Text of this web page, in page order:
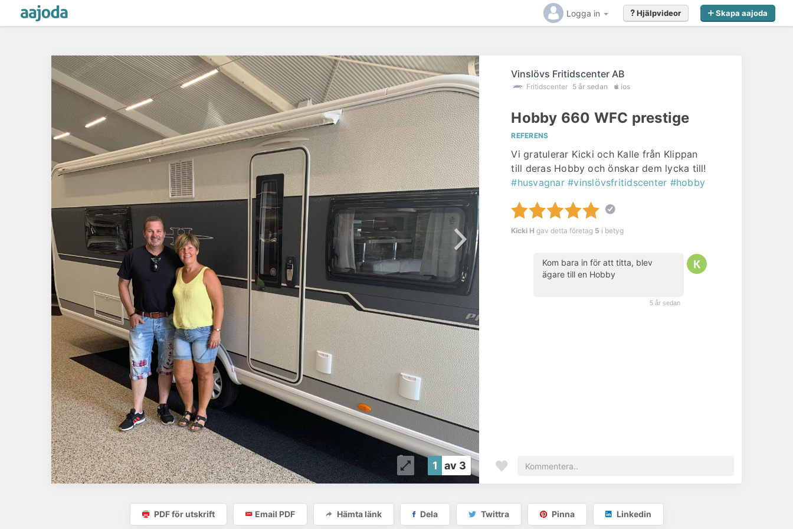
Logga in Skapa aajoda
Hjälpvideor
1 av 3
Vinslövs Fritidscenter AB
Fritidscenter 5 år sedan ios
Hobby 660 WFC prestige
REFERENS
Vi gratulerar Kicki och Kalle från Klippan
till deras Hobby och önskar dem lycka till!
#husvagnar #vinslövsfritidscenter #hobby
Kicki H gav detta företag 5 i betyg
Kom bara in för att titta, blev
ägare till en Hobby
5 år sedan
PDF för utskrift Email PDF Hämta länk Dela Twittra Pinna Linkedin